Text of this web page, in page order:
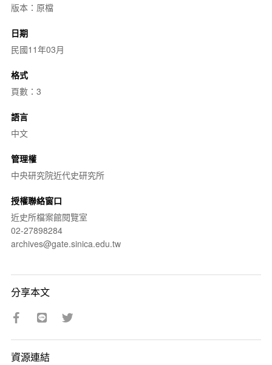
版本：原檔
日期
民國11年03月
格式
頁數：3
語言
中文
管理權
中央研究院近代史研究所
授權聯絡窗口
近史所檔案館閱覽室
02-27898284
archives@gate.sinica.edu.tw
分享本文
資源連結